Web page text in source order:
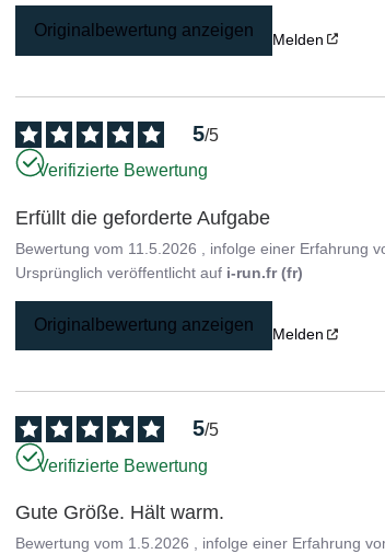
Originalbewertung anzeigen Melden
5/5
Verifizierte Bewertung
Erfüllt die geforderte Aufgabe
Bewertung vom 11.5.2026 , infolge einer Erfahrung
Ursprünglich veröffentlicht auf i-run.fr (fr)
Originalbewertung anzeigen Melden
5/5
Verifizierte Bewertung
Gute Größe. Hält warm.
Bewertung vom 1.5.2026 , infolge einer Erfahrung